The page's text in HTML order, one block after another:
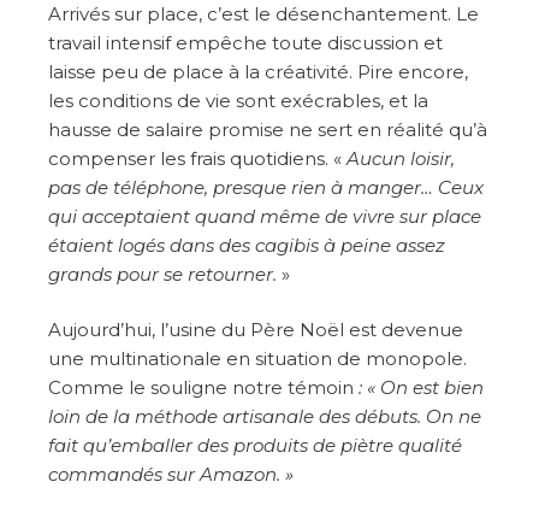
Arrivés sur place, c’est le désenchantement. Le
travail intensif empêche toute discussion et
laisse peu de place à la créativité. Pire encore,
les conditions de vie sont exécrables, et la
hausse de salaire promise ne sert en réalité qu’à
compenser les frais quotidiens. « Aucun loisir,
pas de téléphone, presque rien à manger… Ceux
qui acceptaient quand même de vivre sur place
étaient logés dans des cagibis à peine assez
grands pour se retourner. »
Aujourd’hui, l’usine du Père Noël est devenue
une multinationale en situation de monopole.
Comme le souligne notre témoin : « On est bien
loin de la méthode artisanale des débuts. On ne
fait qu’emballer des produits de piètre qualité
commandés sur Amazon. »